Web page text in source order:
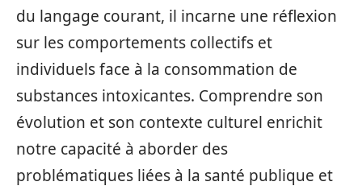
du langage courant, il incarne une réflexion
sur les comportements collectifs et
individuels face à la consommation de
substances intoxicantes. Comprendre son
évolution et son contexte culturel enrichit
notre capacité à aborder des
problématiques liées à la santé publique et